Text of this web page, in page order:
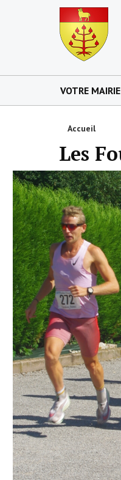
VOTRE MAIRIE
Accueil
Les